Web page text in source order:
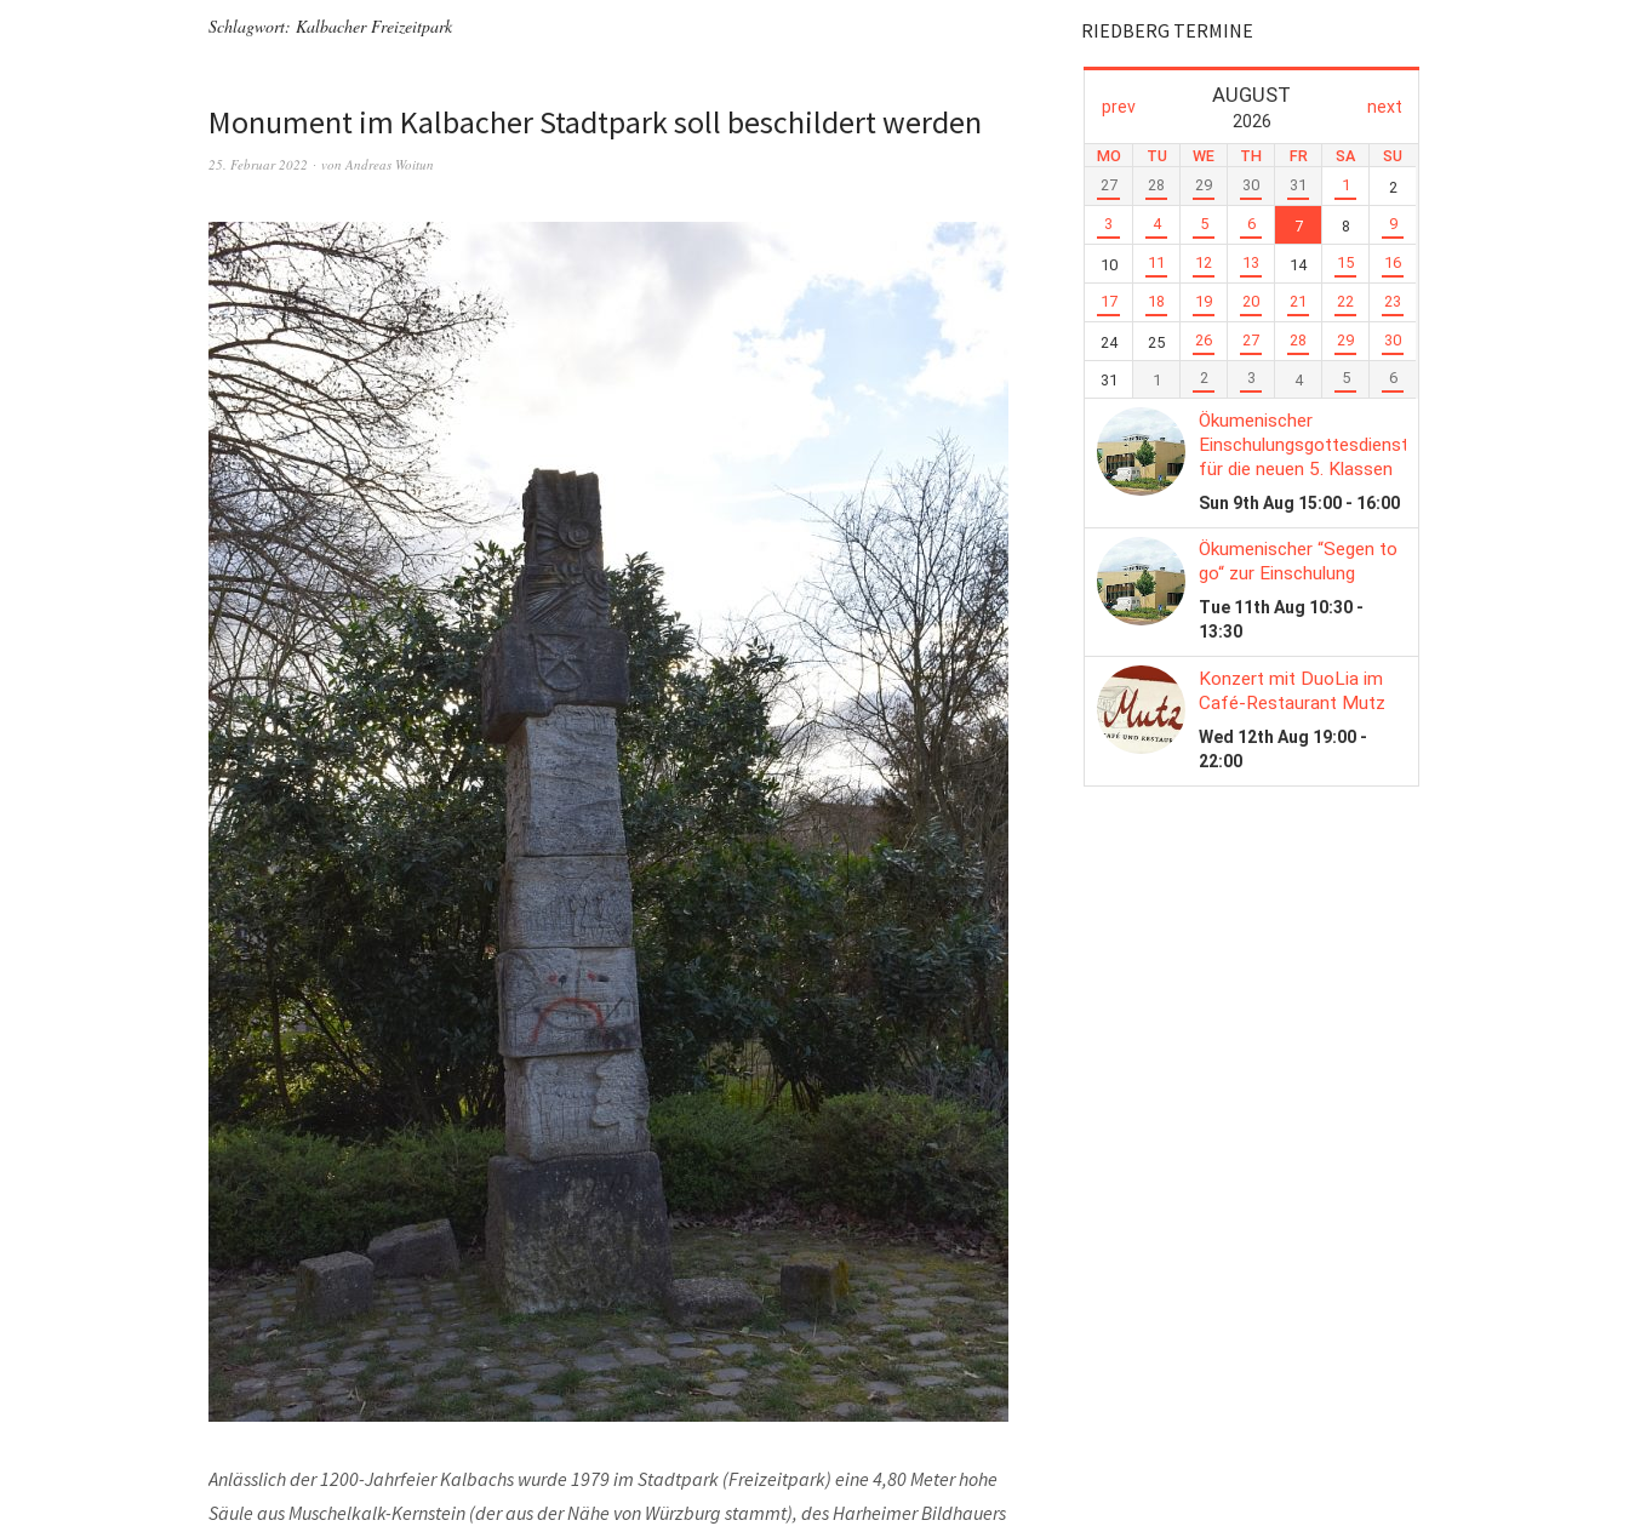
Schlagwort: Kalbacher Freizeitpark
Monument im Kalbacher Stadtpark soll beschildert werden
25. Februar 2022 von Andreas Woitun
Anlässlich der 1200-Jahrfeier Kalbachs wurde 1979 im Stadtpark (Freizeitpark) eine 4,80 Meter hohe
Säule aus Muschelkalk-Kernstein (der aus der Nähe von Würzburg stammt), des Harheimer Bildhauers
RIEDBERG TERMINE